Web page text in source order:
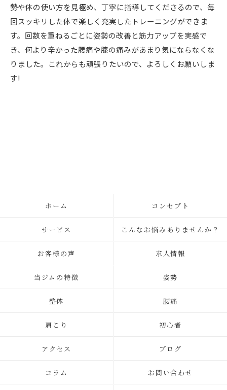
勢や体の使い方を見極め、丁寧に指導してくださるので、毎
回スッキリした体で楽しく充実したトレーニングができま
す。回数を重ねるごとに姿勢の改善と筋力アップを実感で
き、何より辛かった腰痛や膝の痛みがあまり気にならなくな
りました。これからも頑張りたいので、よろしくお願いしま
す!
ホーム コンセプト
サービス こんなお悩みありませんか？
お客様の声 求人情報
当ジムの特徴 姿勢
整体 腰痛
肩こり 初心者
アクセス ブログ
コラム お問い合わせ